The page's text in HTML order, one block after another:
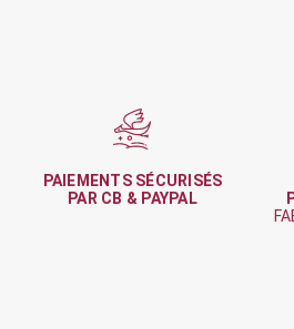
PAIEMENTS SÉCURISÉS
PAR CB & PAYPAL